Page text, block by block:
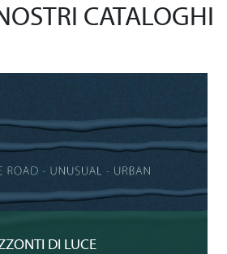
CATALOGHI
DI LUCE